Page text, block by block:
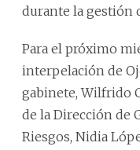
durante la gestión
Para el próximo
interpelación de
gabinete, Wilfrido
de la Dirección de
Riesgos, Nidia